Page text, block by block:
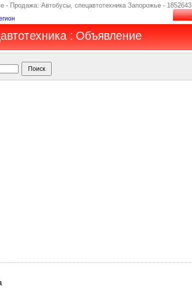
Продажа: Автобусы, спецавтотехника Запорожье - 1852643
: Объявление